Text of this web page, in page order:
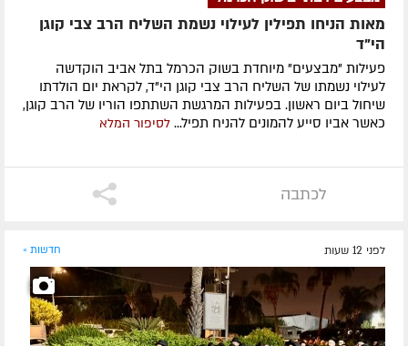
מאות הניחו תפילין לעילוי נשמת השליח הרב צבי קוגן
הי”ד
פעילות "מבצעים" מיוחדת בשוק הכרמל בתל אביב הוקדשה
לעילוי נשמתו של השליח הרב צבי קוגן הי"ד, לקראת יום הולדתו
שיחול ביום ראשון. בפעילות המרגשת השתתפו הוריו של הרב קוגן,
כאשר אביו סייע להמונים להניח תפיל... לסיפור המלא
לכתבה
לפני 12 שעות חדשות »